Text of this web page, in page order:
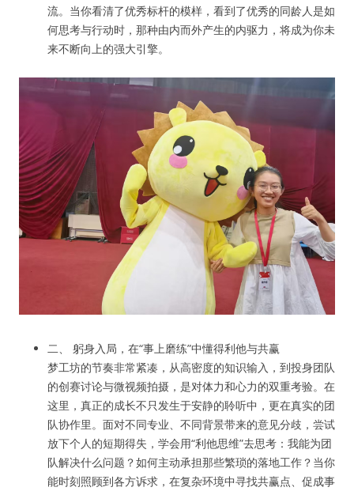
流。当你看清了优秀标杆的模样，看到了优秀的同龄人是如
何思考与行动时，那种由内而外产生的内驱力，将成为你未
来不断向上的强大引擎。
二、 躬身入局，在“事上磨练”中懂得利他与共赢
梦工坊的节奏非常紧凑，从高密度的知识输入，到投身团队
的创赛讨论与微视频拍摄，是对体力和心力的双重考验。在
这里，真正的成长不只发生于安静的聆听中，更在真实的团
队协作里。面对不同专业、不同背景带来的意见分歧，尝试
放下个人的短期得失，学会用“利他思维”去思考：我能为团
队解决什么问题？如何主动承担那些繁琐的落地工作？当你
能时刻照顾到各方诉求，在复杂环境中寻找共赢点、促成事